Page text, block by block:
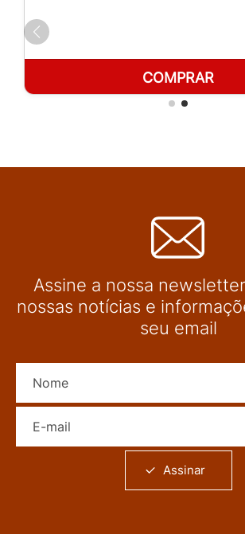
COMPRAR
Assine a nossa
nossas notícias e
seu email
Assinar